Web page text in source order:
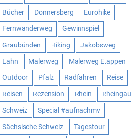
Bücher Donnersberg Eurohike
Fernwanderweg Gewinnspiel
Graubünden Hiking Jakobsweg
Lahn Malerweg Malerweg Etappen
Outdoor Pfalz Radfahren Reise
Reisen Rezension Rhein Rheingau
Schweiz Special #aufnachmv
Sächsische Schweiz Tagestour